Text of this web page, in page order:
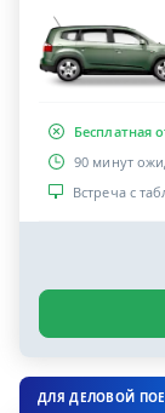
Бесплатная
90 минут
Встреча с
ДЛЯ ДЕЛОВОЙ